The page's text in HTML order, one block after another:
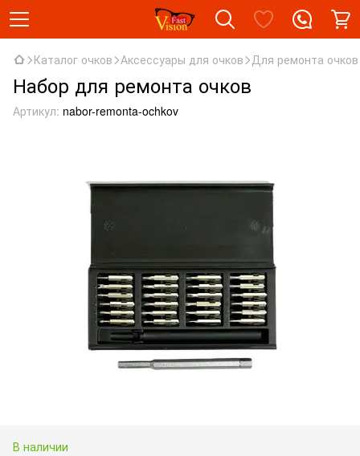
Каталог очков Аксессуары для очков Для ремонта очков
Набор для ремонта очков
Артикул: nabor-remonta-ochkov
В наличии